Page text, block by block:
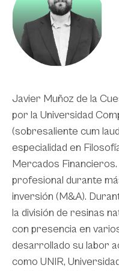
Javier Muñoz de la
por la Universidad
(sobresaliente cum
especialidad en
Mercados
profesional durante
inversión (M&A).
la división de resinas
con presencia en
desarrollado su labor
como UNIR,